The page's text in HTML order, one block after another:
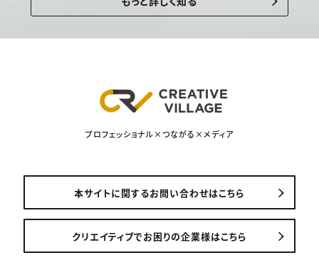
プロフェッショナル×つながる×メディア
本サイトに関するお問い合わせはこちら
クリエイティブでお困りの企業様はこちら